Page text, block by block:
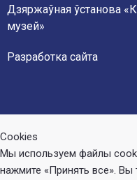
Дзяржаўная ўстанова
музей»
Разработка сайта
Cookies
Мы используем файлы
нажмите «Принять все».